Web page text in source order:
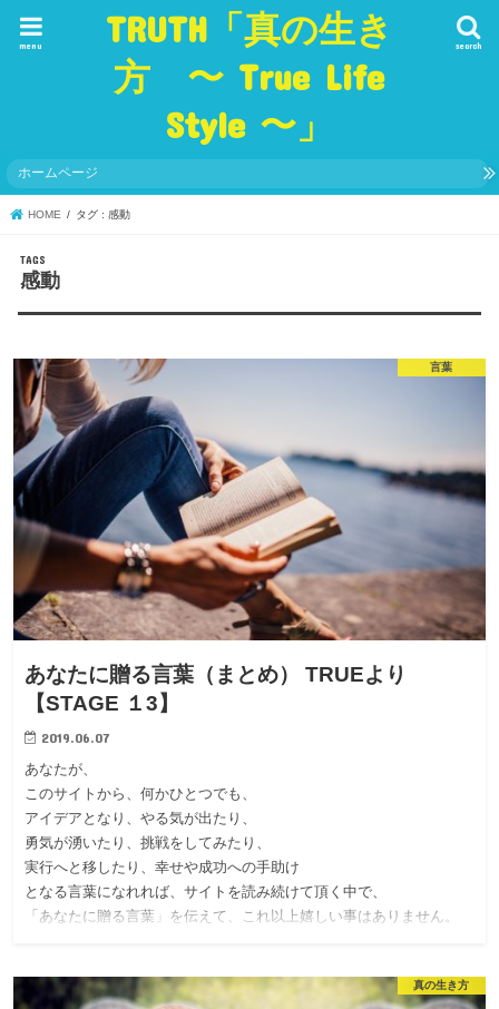
TRUTH「真の生き
方 〜 True Life
Style 〜」
search
menu
ホームページ
HOME タグ : 感動
感動
言葉
あなたに贈る言葉（まとめ） TRUEより
【STAGE １3】
2019.06.07
あなたが、
このサイトから、何かひとつでも、
アイデアとなり、やる気が出たり、
勇気が湧いたり、挑戦をしてみたり、
実行へと移したり、幸せや成功への手助け
となる言葉になれれば、サイトを読み続けて頂く中で、
「あなたに贈る言葉」を伝えて、これ以上嬉しい事はありません。
真の生き方